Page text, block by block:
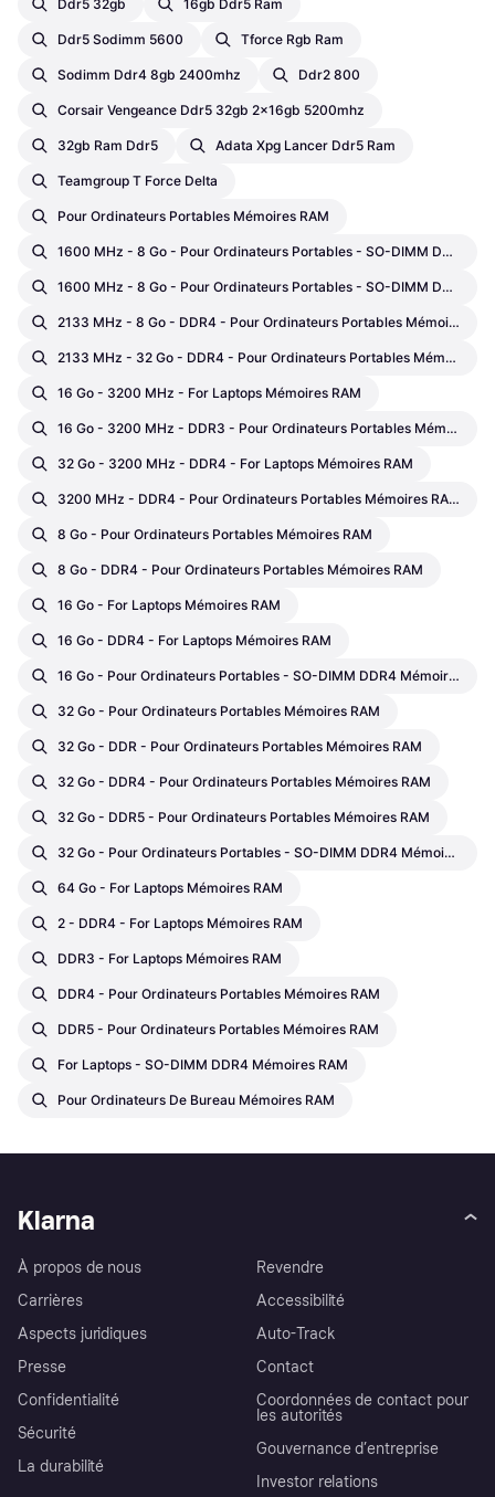
Ddr5 32gb 16gb Ddr5 Ram
Ddr5 Sodimm 5600 Tforce Rgb Ram
Sodimm Ddr4 8gb 2400mhz Ddr2 800
Corsair Vengeance Ddr5 32gb 2x16gb 5200mhz
32gb Ram Ddr5 Adata Xpg Lancer Ddr5 Ram
Teamgroup T Force Delta
Pour Ordinateurs Portables Mémoires RAM
1600 MHz - 8 Go - Pour Ordinateurs Portables - SO-DIMM DDR3L Mémoires RAM
1600 MHz - 8 Go - Pour Ordinateurs Portables - SO-DIMM DDR3L Mémoires RAM
2133 MHz - 8 Go - DDR4 - Pour Ordinateurs Portables Mémoires RAM
2133 MHz - 32 Go - DDR4 - Pour Ordinateurs Portables Mémoires RAM
16 Go - 3200 MHz - For Laptops Mémoires RAM
16 Go - 3200 MHz - DDR3 - Pour Ordinateurs Portables Mémoires RAM
32 Go - 3200 MHz - DDR4 - For Laptops Mémoires RAM
3200 MHz - DDR4 - Pour Ordinateurs Portables Mémoires RAM
8 Go - Pour Ordinateurs Portables Mémoires RAM
8 Go - DDR4 - Pour Ordinateurs Portables Mémoires RAM
16 Go - For Laptops Mémoires RAM
16 Go - DDR4 - For Laptops Mémoires RAM
16 Go - Pour Ordinateurs Portables - SO-DIMM DDR4 Mémoires RAM
32 Go - Pour Ordinateurs Portables Mémoires RAM
32 Go - DDR - Pour Ordinateurs Portables Mémoires RAM
32 Go - DDR4 - Pour Ordinateurs Portables Mémoires RAM
32 Go - DDR5 - Pour Ordinateurs Portables Mémoires RAM
32 Go - Pour Ordinateurs Portables - SO-DIMM DDR4 Mémoires RAM
64 Go - For Laptops Mémoires RAM
2 - DDR4 - For Laptops Mémoires RAM
DDR3 - For Laptops Mémoires RAM
DDR4 - Pour Ordinateurs Portables Mémoires RAM
DDR5 - Pour Ordinateurs Portables Mémoires RAM
For Laptops - SO-DIMM DDR4 Mémoires RAM
Pour Ordinateurs De Bureau Mémoires RAM
Klarna
À propos de nous
Carrières
Aspects juridiques
Presse
Confidentialité
Sécurité
La durabilité
Revendre
Accessibilité
Auto-Track
Contact
Coordonnées de contact pour
les autorités
Gouvernance d’entreprise
Investor relations